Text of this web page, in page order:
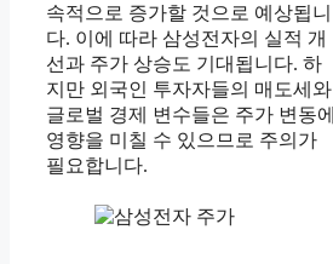
속적으로 증가할 것으로 예상됩니
다. 이에 따라 삼성전자의 실적 개
선과 주가 상승도 기대됩니다. 하
지만 외국인 투자자들의 매도세와
글로벌 경제 변수들은 주가 변동에
영향을 미칠 수 있으므로 주의가
필요합니다.